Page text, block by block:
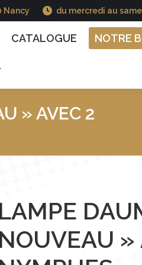
Nancy du mercredi au
CATALOGUE NOTRE
» AVEC 2
LAMPE
NOUVEAU »
NOTRE BOUTIQUE